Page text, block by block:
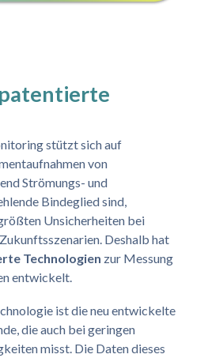
stützt sich auf
von
Strömungs- und
Bindeglied sind,
Unsicherheiten bei
Deshalb hat
Technologien zur Messung
entwickelt.
ist die neu entwickelte
die auch bei geringen
misst. Die Daten dieses